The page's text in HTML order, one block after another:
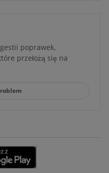
poprawek,
przełożą się na